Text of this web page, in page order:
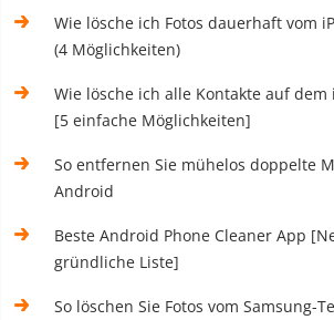
Wie lösche ich Fotos dauerhaft vom
(4 Möglichkeiten)
Wie lösche ich alle Kontakte auf dem
[5 einfache Möglichkeiten]
So entfernen Sie mühelos doppelte
Android
Beste Android Phone Cleaner App
gründliche Liste]
So löschen Sie Fotos vom Samsung-